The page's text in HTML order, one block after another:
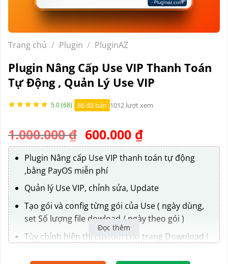
Trang chủ / Plugin / PluginAZ
Plugin Nâng Cấp Use VIP Thanh Toán
Tự Động , Quản Lý Use VIP
5.0 (68) 86 đã bán 1012 lượt xem
1.000.000₫ Giá
gốc
là:
1.000.000 ₫.
600.000 ₫Giá
hiện
tại
600.000 ₫.
Plugin Nâng cấp Use VIP thanh toán tự động
,bằng PayOS miễn phí
Quản lý Use VIP, chỉnh sửa, Update
Tạo gói và config từng gói của Use ( ngày dùng,
set Số lượng file dowload / ngày theo gói )
Tùy chỉnh hiện thị custom cho trang Download (
Đọc thêm